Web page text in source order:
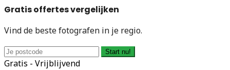
Gratis offertes vergelijken
Vind de beste fotografen in je regio.
Start nu!
Gratis - Vrijblijvend